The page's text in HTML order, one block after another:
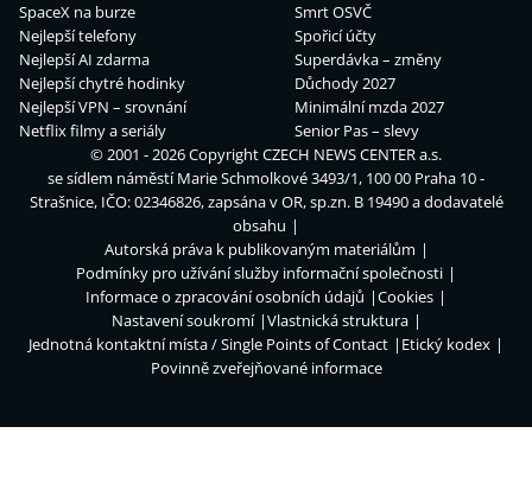
SpaceX na burze
Nejlepší telefony
Nejlepší AI zdarma
Nejlepší chytré hodinky
Nejlepší VPN – srovnání
Netflix filmy a seriály
Smrt OSVČ
Spořicí účty
Superdávka – změny
Důchody 2027
Minimální mzda 2027
Senior Pas – slevy
© 2001 - 2026 CopyrightCZECH NEWS CENTER a.s.
se sídlem náměstí Marie Schmolkové 3493/1, 100 00 Praha 10 -
Strašnice, IČO: 02346826, zapsána v OR, sp.zn. B 19490 a dodavatelé
obsahu
Autorská práva k publikovaným materiálům
Podmínky pro užívání služby informační společnosti
Informace o zpracování osobních údajů
Cookies
Nastavení soukromí
Vlastnická struktura
Jednotná kontaktní místa / Single Points of Contact
Etický kodex
Povinně zveřejňované informace